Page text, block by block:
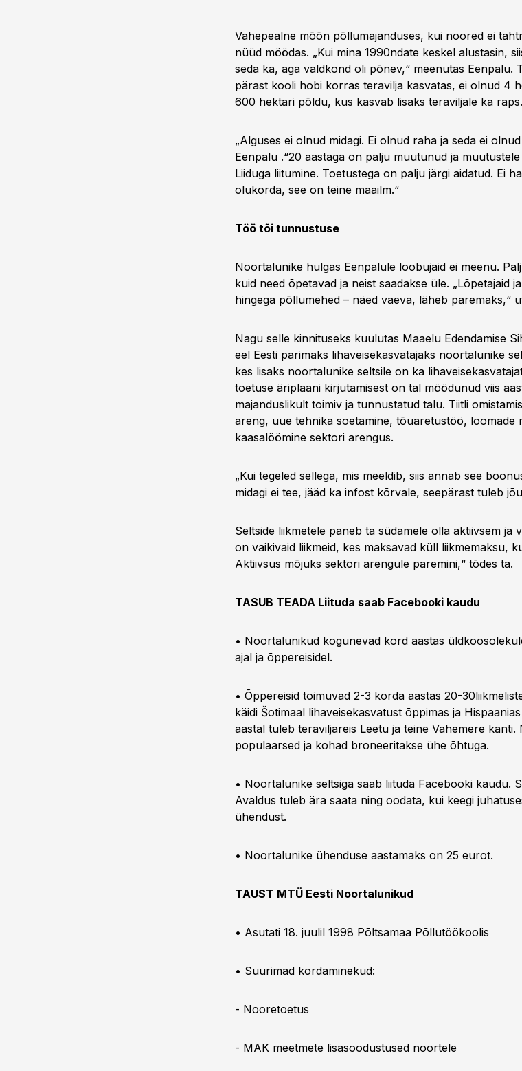
Vahepealne mõõn põllumajanduses, kui noored ei
nüüd möödas. „Kui mina 1990ndate keskel alustasin,
seda ka, aga valdkond oli põnev,“ meenutas Eenpalu.
pärast kooli hobi korras teravilja kasvatas, ei olnud 4
600 hektari põldu, kus kasvab lisaks teraviljale ka raps.
„Alguses ei olnud midagi. Ei olnud raha ja seda ei
Eenpalu .“20 aastaga on palju muutunud ja
Liiduga liitumine. Toetustega on palju järgi aidatud. Ei
olukorda, see on teine maailm.“
Töö tõi tunnustuse
Noortalunike hulgas Eenpalule loobujaid ei meenu.
kuid need õpetavad ja neist saadakse üle. „Lõpetajaid
hingega põllumehed – näed vaeva, läheb paremaks,“
Nagu selle kinnituseks kuulutas Maaelu Edendamise
eel Eesti parimaks lihaveisekasvatajaks noortalunike
kes lisaks noortalunike seltsile on ka
toetuse äriplaani kirjutamisest on tal möödunud viis
majanduslikult toimiv ja tunnustatud talu. Tiitli
areng, uue tehnika soetamine, tõuaretustöö, loomade
kaasalöömine sektori arengus.
„Kui tegeled sellega, mis meeldib, siis annab see
midagi ei tee, jääd ka infost kõrvale, seepärast tuleb
Seltside liikmetele paneb ta südamele olla aktiivsem ja
on vaikivaid liikmeid, kes maksavad küll liikmemaksu,
Aktiivsus mõjuks sektori arengule paremini,“ tõdes ta.
TASUB TEADA Liituda saab Facebooki kaudu
• Noortalunikud kogunevad kord aastas
ajal ja õppereisidel.
• Õppereisid toimuvad 2-3 korda aastas 20-
käidi Šotimaal lihaveisekasvatust õppimas ja
aastal tuleb teraviljareis Leetu ja teine Vahemere kanti.
populaarsed ja kohad broneeritakse ühe õhtuga.
• Noortalunike seltsiga saab liituda Facebooki kaudu.
Avaldus tuleb ära saata ning oodata, kui keegi
ühendust.
• Noortalunike ühenduse aastamaks on 25 eurot.
TAUST MTÜ Eesti Noortalunikud
• Asutati 18. juulil 1998 Põltsamaa Põllutöökoolis
• Suurimad kordaminekud:
- Nooretoetus
- MAK meetmete lisasoodustused noortele